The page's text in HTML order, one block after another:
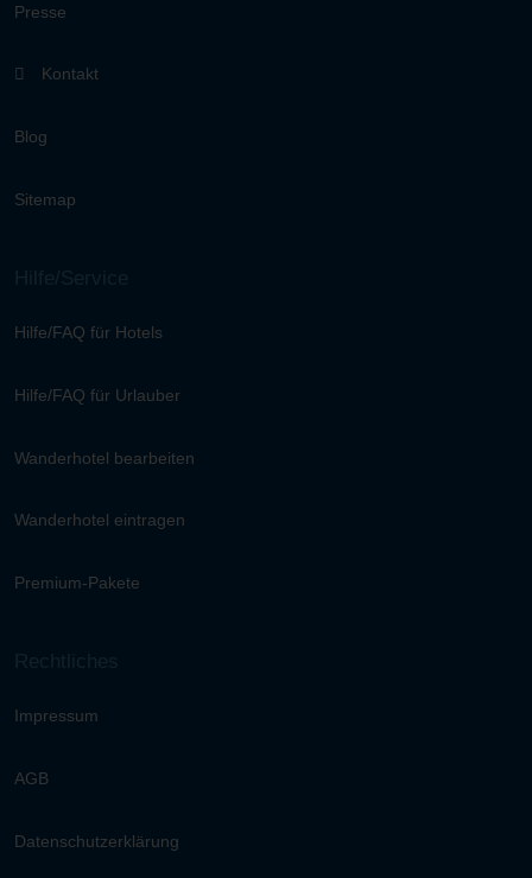
Presse
Kontakt
Blog
Sitemap
Hilfe/FAQ für Hotels
Hilfe/FAQ für Urlauber
Wanderhotel bearbeiten
Wanderhotel eintragen
Premium-Pakete
Impressum
AGB
Datenschutzerklärung